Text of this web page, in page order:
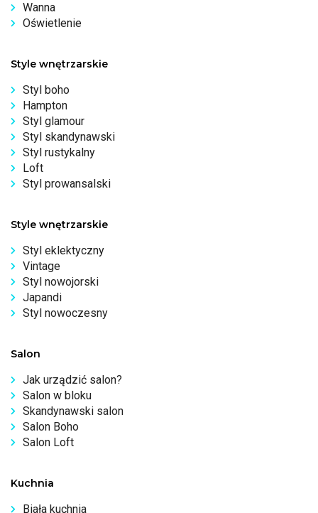
Wanna
Oświetlenie
Style wnętrzarskie
Styl boho
Hampton
Styl glamour
Styl skandynawski
Styl rustykalny
Loft
Styl prowansalski
Style wnętrzarskie
Styl eklektyczny
Vintage
Styl nowojorski
Japandi
Styl nowoczesny
Salon
Jak urządzić salon?
Salon w bloku
Skandynawski salon
Salon Boho
Salon Loft
Kuchnia
Biała kuchnia